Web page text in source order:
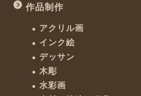
作品制作
アクリル画
インク絵
デッサン
木彫
水彩画